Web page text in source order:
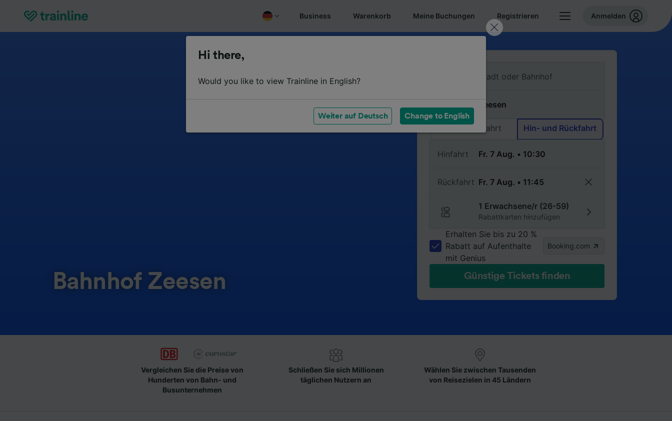
Business Warenkorb Meine Buchungen Registrieren Anmelden
Bahnhof Zeesen
Einfache Fahrt Hin- und Rückfahrt
Hinfahrt
Rückfahrt
1 Erwachsene/r (26-59)
Rabattkarten hinzufügen
Erhalten Sie bis zu 20 %
Rabatt auf Aufenthalte
mit Genius
Booking.com
Günstige Tickets finden
Vergleichen Sie die Preise von
Hunderten von Bahn- und
Busunternehmen
Schließen Sie sich Millionen
täglichen Nutzern an
Wählen Sie zwischen Tausenden
von Reisezielen in 45 Ländern
Hi there,
Would you like to view Trainline in English?
Weiter auf Deutsch Change to English